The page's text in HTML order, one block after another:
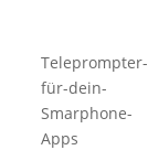
Teleprompter-
für-dein-
Smarphone-
Apps